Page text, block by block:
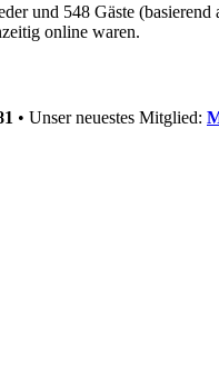
und 548 Gäste
online waren.
• Unser neuestes Mitglied: